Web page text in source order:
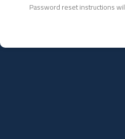
Password reset instructions